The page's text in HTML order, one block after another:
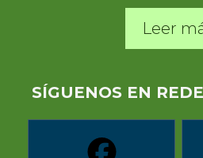
Leer
SÍGUENOS EN